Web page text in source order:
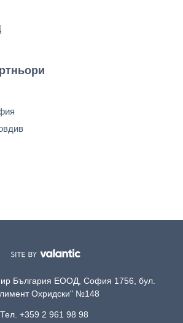
България ЕООД, София 1756, бул.
Охридски" №148
Тел. +359 2 961 98 98